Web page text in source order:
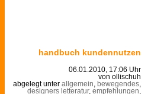
handbuch kundennutzen
06.01.2010, 17:06 Uhr
von ollischuh
abgelegt unter allgemein bewegendes
designers letteratur, empfehlungen